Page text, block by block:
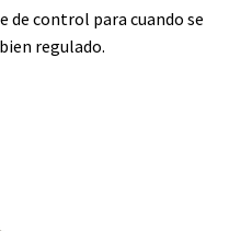
de control para cuando se
regulado.